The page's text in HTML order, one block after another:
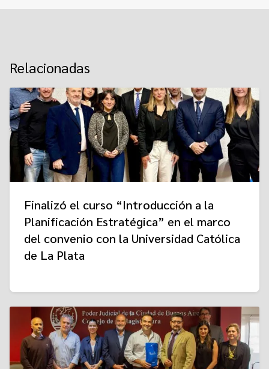
Relacionadas
Finalizó el curso “Introducción a la
Planificación Estratégica” en el marco
del convenio con la Universidad Católica
de La Plata